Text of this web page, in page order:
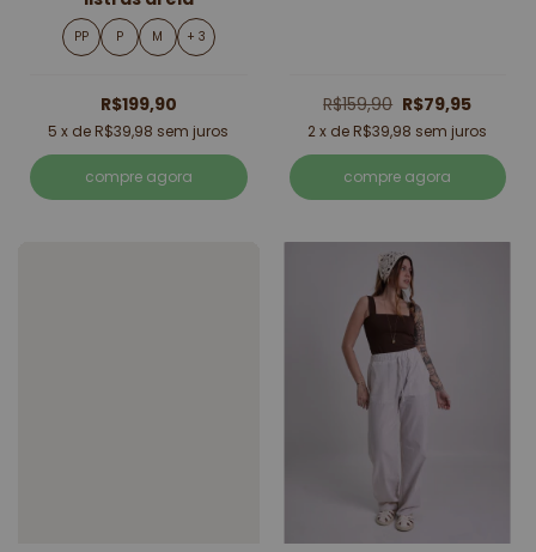
PP P M + 3
R$199,90
5 x de R$39,98 sem juros
compre agora
R$159,90 R$79,95
2x de R$39,98 sem juros
compre agora